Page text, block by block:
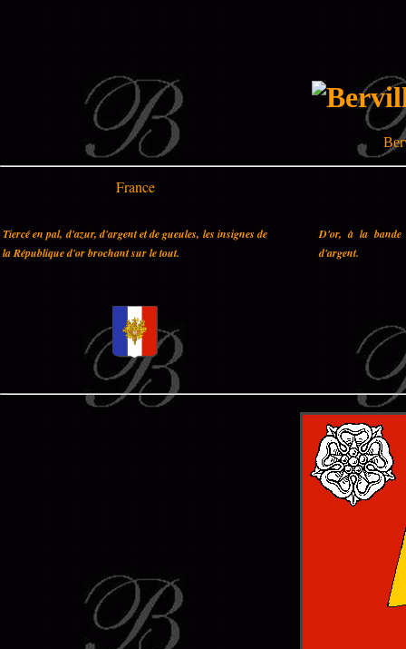
France
Tiercé en pal, d'azur, d'argent et de gueules, les insignes de
la République d'or brochant sur le tout.
D'or, à la bande
d'argent.